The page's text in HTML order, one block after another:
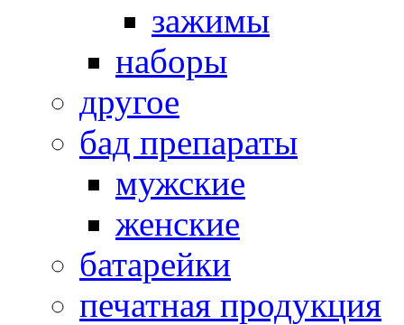
зажимы
наборы
другое
бад препараты
мужские
женские
батарейки
печатная продукция